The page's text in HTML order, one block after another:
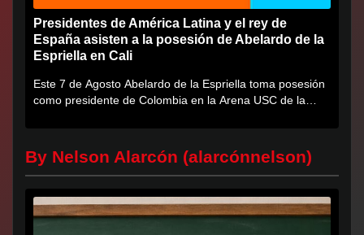
Presidentes de América Latina y el rey de
España asisten a la posesión de Abelardo de la
Espriella en Cali
Este 7 de Agosto Abelardo de la Espriella toma posesión
como presidente de Colombia en la Arena USC de la
By Nelson Alarcón (alarcónnelson)